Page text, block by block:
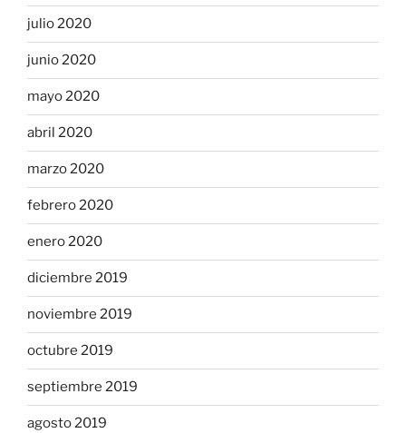
julio 2020
junio 2020
mayo 2020
abril 2020
marzo 2020
febrero 2020
enero 2020
diciembre 2019
noviembre 2019
octubre 2019
septiembre 2019
agosto 2019